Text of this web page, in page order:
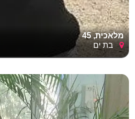
מלאכית, 45
בת ים